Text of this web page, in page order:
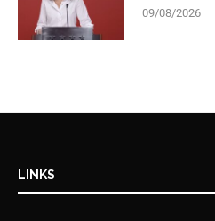
09/08/2026
LINKS